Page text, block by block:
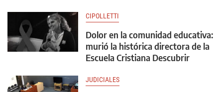
CIPOLLETTI
Dolor en la comunidad educativa:
murió la histórica directora de la
Escuela Cristiana Descubrir
JUDICIALES